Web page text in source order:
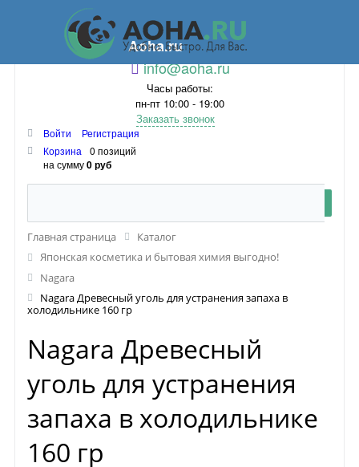
Aoha.ru
info@aoha.ru
Часы работы:
пн-пт 10:00 - 19:00
Заказать звонок
Войти
Регистрация
Корзина
0 позиций
на сумму0 руб
Главная страница
Каталог
Японская косметика и бытовая химия выгодно!
Nagara
Nagara Древесный уголь для устранения запаха в
холодильнике 160 гр
Nagara Древесный
уголь для устранения
запаха в холодильнике
160 гр